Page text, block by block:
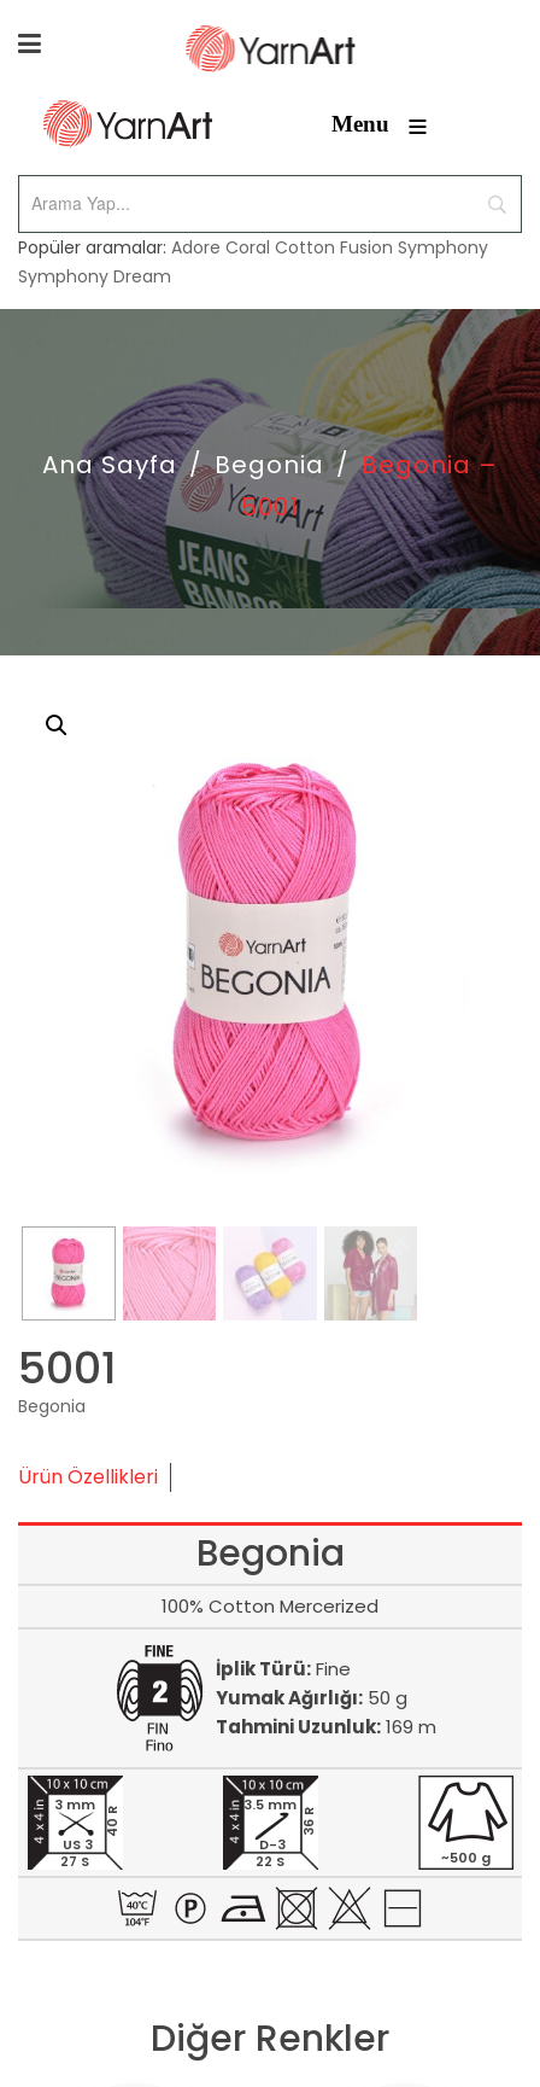
Menu ≡
Popüler aramalar: Adore Coral Cotton Fusion Symphony
Symphony Dream
Ana Sayfa / Begonia / Begonia –
5001
5001
Begonia
Ürün Özellikleri
Begonia
100% Cotton Mercerized
İplik Türü:Fine
Yumak Ağırlığı:50 g
Tahmini Uzunluk:169 m
27 S
40 R
3 mm
US 3
22 S
36 R
3.5 mm
D-3
~500 g
Diğer Renkler